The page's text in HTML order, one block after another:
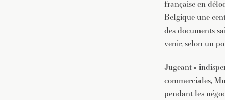
française en
Belgique une
des documents
venir, selon un
Jugeant «
commerciales,
pendant les